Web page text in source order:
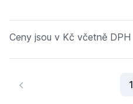
Ceny jsou v Kč včetně DPH
1